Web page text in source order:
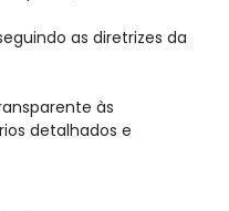
as diretrizes da
às
detalhados e